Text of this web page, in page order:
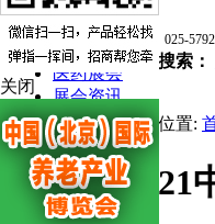
关闭
首页
医药展会
展会资讯
展会服务
展会需求
展会企业
品牌展会
展会专题
电话：025-
热门搜索：
当前位置:
2021